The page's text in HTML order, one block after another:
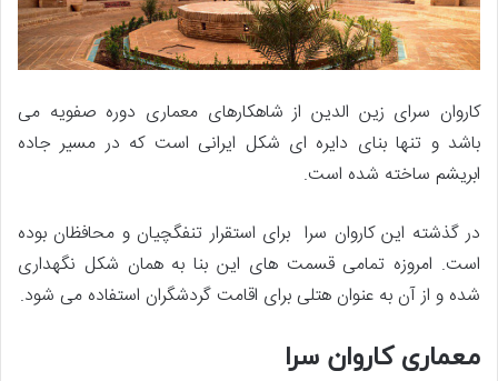
کاروان سرای زین الدین از شاهکارهای معماری دوره صفویه می
باشد و تنها بنای دایره ای شکل ایرانی است که در مسیر جاده
ابریشم ساخته شده است.
در گذشته این کاروان سرا برای استقرار تنفگچیان و محافظان بوده
است. امروزه تمامی قسمت های این بنا به همان شکل نگهداری
شده و از آن به عنوان هتلی برای اقامت گردشگران استفاده می شود.
معماری کاروان سرا